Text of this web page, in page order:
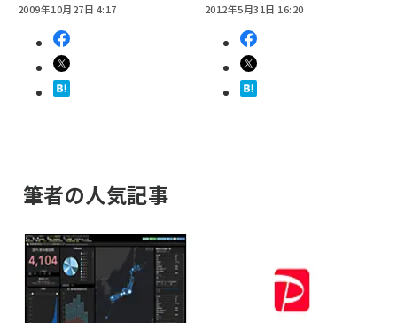
2009年10月27日 4:17 2012年5月31日 16:20
筆者の人気記事